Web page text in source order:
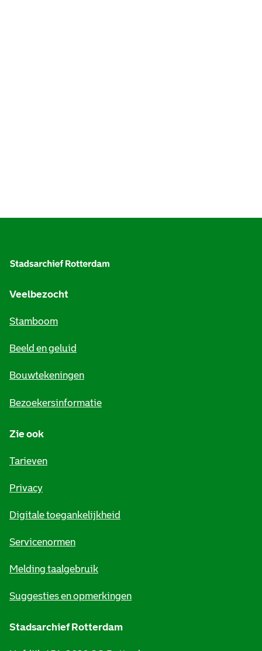
Veelbezocht
Stamboom
Beeld en geluid
Bouwtekeningen
Bezoekersinformatie
Zie ook
Tarieven
Privacy
Digitale toegankelijkheid
Servicenormen
Melding taalgebruik
Suggesties en opmerkingen
Stadsarchief Rotterdam